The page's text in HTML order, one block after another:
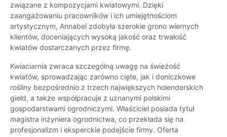
związane z kompozycjami kwiatowymi. Dzięki
zaangażowaniu pracowników i ich umiejętnościom
artystycznym, Annabel zdobyła szerokie grono wiernych
klientów, doceniających wysoką jakość oraz trwałość
kwiatów dostarczanych przez firmę.
Kwiaciarnia zwraca szczególną uwagę na świeżość
kwiatów, sprowadzając zarówno cięte, jak i doniczkowe
rośliny bezpośrednio z trzech największych holenderskich
giełd, a także współpracuje z uznanymi polskimi
gospodarstwami ogrodniczymi. Właściciel posiada tytuł
magistra inżyniera ogrodnictwa, co przekłada się na
profesjonalizm i eksperckie podejście firmy. Oferta